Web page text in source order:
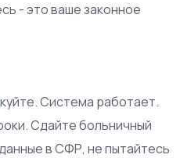
- это ваше законное
Система работает.
Сдайте больничный
в СФР, не пытайтесь